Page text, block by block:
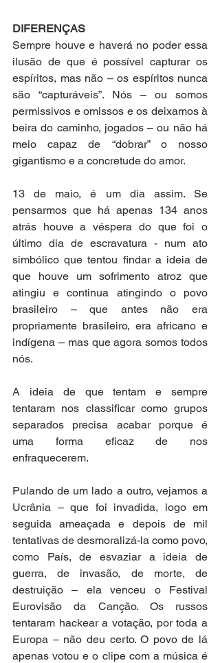
DIFERENÇAS
Sempre houve e haverá no poder essa
ilusão de que é possível capturar os
espíritos, mas não – os espíritos nunca
são “capturáveis”. Nós – ou somos
permissivos e omissos e os deixamos à
beira do caminho, jogados – ou não há
meio capaz de “dobrar” o nosso
gigantismo e a concretude do amor.
13 de maio, é um dia assim. Se
pensarmos que há apenas 134 anos
atrás houve a véspera do que foi o
último dia de escravatura - num ato
simbólico que tentou findar a ideia de
que houve um sofrimento atroz que
atingiu e continua atingindo o povo
brasileiro – que antes não era
propriamente brasileiro, era africano e
indígena – mas que agora somos todos
nós.
A ideia de que tentam e sempre
tentaram nos classificar como grupos
separados precisa acabar porque é
uma forma eficaz de nos
enfraquecerem.
Pulando de um lado a outro, vejamos a
Ucrânia – que foi invadida, logo em
seguida ameaçada e depois de mil
tentativas de desmoralizá-la como povo,
como País, de esvaziar a ideia de
guerra, de invasão, de morte, de
destruição – ela venceu o Festival
Eurovisão da Canção. Os russos
tentaram hackear a votação, por toda a
Europa – não deu certo. O povo de lá
apenas votou e o clipe com a música é